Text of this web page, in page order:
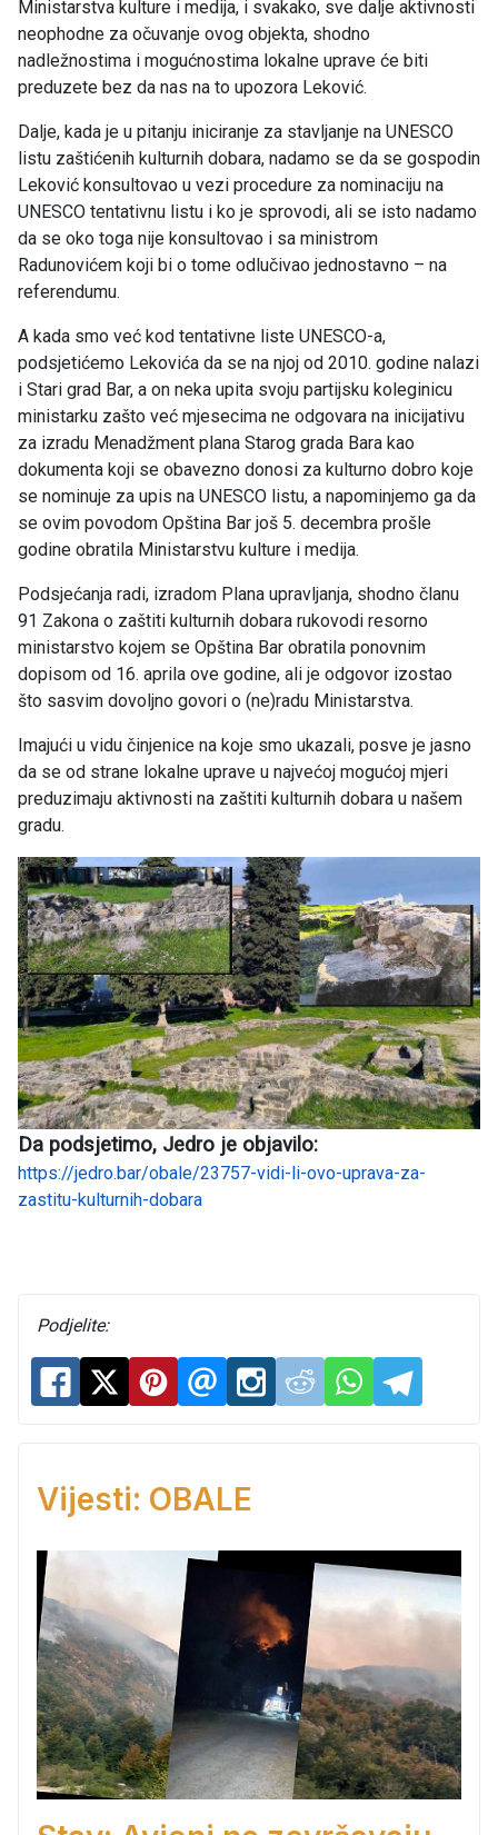
Ministarstva kulture i medija, i svakako, sve dalje aktivnosti
neophodne za očuvanje ovog objekta, shodno
nadležnostima i mogućnostima lokalne uprave će biti
preduzete bez da nas na to upozora Leković.
Dalje, kada je u pitanju iniciranje za stavljanje na UNESCO
listu zaštićenih kulturnih dobara, nadamo se da se gospodin
Leković konsultovao u vezi procedure za nominaciju na
UNESCO tentativnu listu i ko je sprovodi, ali se isto nadamo
da se oko toga nije konsultovao i sa ministrom
Radunovićem koji bi o tome odlučivao jednostavno – na
referendumu.
A kada smo već kod tentativne liste UNESCO-a,
podsjetićemo Lekovića da se na njoj od 2010. godine nalazi
i Stari grad Bar, a on neka upita svoju partijsku koleginicu
ministarku zašto već mjesecima ne odgovara na inicijativu
za izradu Menadžment plana Starog grada Bara kao
dokumenta koji se obavezno donosi za kulturno dobro koje
se nominuje za upis na UNESCO listu, a napominjemo ga da
se ovim povodom Opština Bar još 5. decembra prošle
godine obratila Ministarstvu kulture i medija.
Podsjećanja radi, izradom Plana upravljanja, shodno članu
91 Zakona o zaštiti kulturnih dobara rukovodi resorno
ministarstvo kojem se Opština Bar obratila ponovnim
dopisom od 16. aprila ove godine, ali je odgovor izostao
što sasvim dovoljno govori o (ne)radu Ministarstva.
Imajući u vidu činjenice na koje smo ukazali, posve je jasno
da se od strane lokalne uprave u najvećoj mogućoj mjeri
preduzimaju aktivnosti na zaštiti kulturnih dobara u našem
gradu.
Da podsjetimo, Jedro je objavilo:
https://jedro.bar/obale/23757-vidi-li-ovo-uprava-za-
zastitu-kulturnih-dobara
Podjelite:
Vijesti: OBALE